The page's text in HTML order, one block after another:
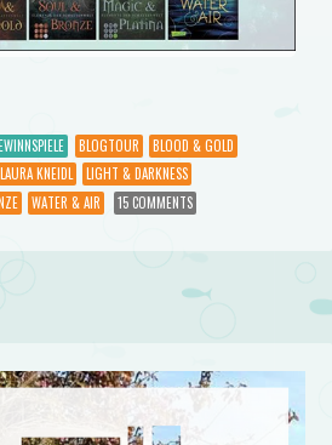
BLOGTOUR
BLOOD & GOLD
LAURA KNEIDL
LIGHT & DARKNESS
WATER & AIR 15 COMMENTS